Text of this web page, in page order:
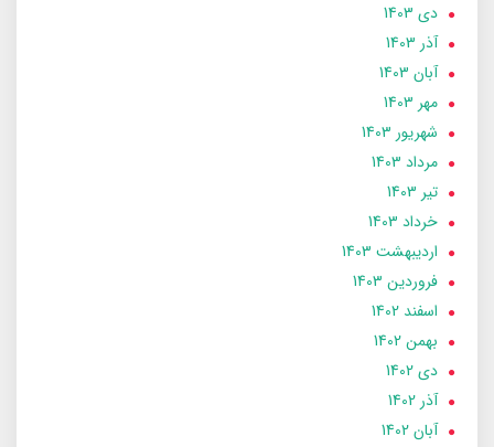
دی 1403
آذر 1403
آبان 1403
مهر 1403
شهریور 1403
مرداد 1403
تير 1403
خرداد 1403
ارديبهشت 1403
فروردین 1403
اسفند 1402
بهمن 1402
دی 1402
آذر 1402
آبان 1402